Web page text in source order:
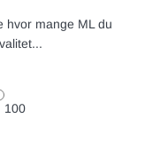
hvor mange ML du
100